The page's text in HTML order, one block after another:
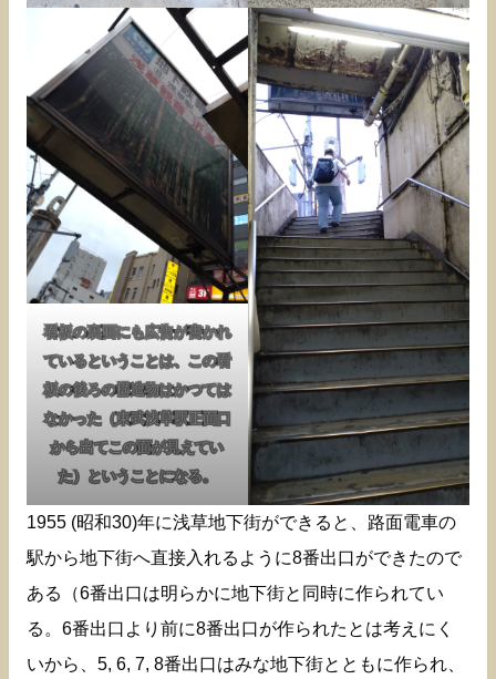
看板の裏面にも広告が書かれ
ているということは、この看
板の後ろの構造物はかつては
なかった（東武浅草駅正面口
から出てこの面が見えてい
た）ということになる。
1955 (昭和30)年に浅草地下街ができると、路面電車の
駅から地下街へ直接入れるように8番出口ができたので
ある（6番出口は明らかに地下街と同時に作られてい
る。6番出口より前に8番出口が作られたとは考えにく
いから、5, 6, 7, 8番出口はみな地下街とともに作られ、